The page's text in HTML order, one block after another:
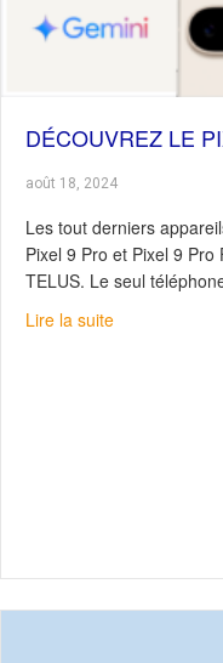
DÉCOUVREZ LE
août 18, 2024
Les tout derniers
Pixel 9 Pro et Pixel 9
TELUS. Le seul
Lire la suiteabout